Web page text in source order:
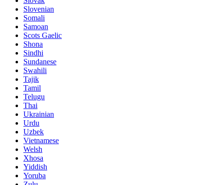
Slovenian
Somali
Samoan
Scots Gaelic
Shona
Sindhi
Sundanese
Swahili
Tajik
Tamil
Telugu
Thai
Ukrainian
Urdu
Uzbek
Vietnamese
Welsh
Xhosa
Yiddish
Yoruba